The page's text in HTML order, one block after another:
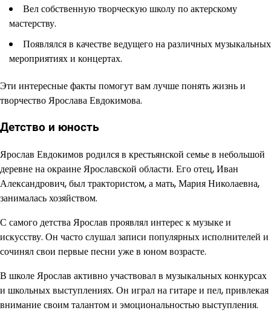
Вел собственную творческую школу по актерскому
мастерству.
Появлялся в качестве ведущего на различных музыкальных
мероприятиях и концертах.
Эти интересные факты помогут вам лучше понять жизнь и
творчество Ярослава Евдокимова.
Детство и юность
Ярослав Евдокимов родился в крестьянской семье в небольшой
деревне на окраине Ярославской области. Его отец, Иван
Александрович, был трактористом, а мать, Мария Николаевна,
занималась хозяйством.
С самого детства Ярослав проявлял интерес к музыке и
искусству. Он часто слушал записи популярных исполнителей и
сочинял свои первые песни уже в юном возрасте.
В школе Ярослав активно участвовал в музыкальных конкурсах
и школьных выступлениях. Он играл на гитаре и пел, привлекая
внимание своим талантом и эмоциональностью выступления.